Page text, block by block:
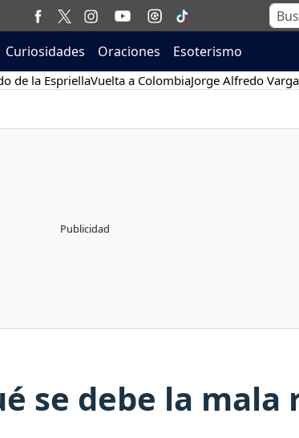
Curiosidades Oraciones Esoterismo
de la EspriellaVuelta a ColombiaJorge Alfredo
se debe la mala